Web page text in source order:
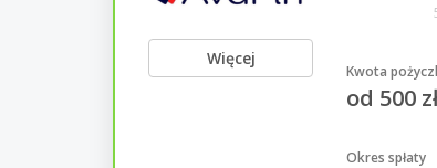
Więcej
Kwota
od 500
Okres spłaty